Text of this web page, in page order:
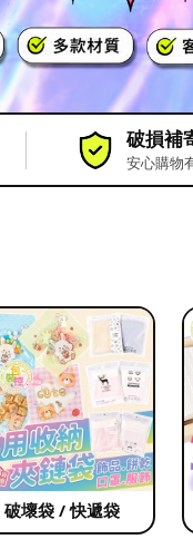
破損補
安心購物
破壞袋 / 快遞袋